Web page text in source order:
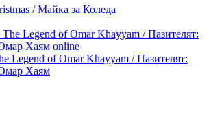
/ Майка за Коледа
Legend of Omar Khayyam / Пазителят:
Хаям